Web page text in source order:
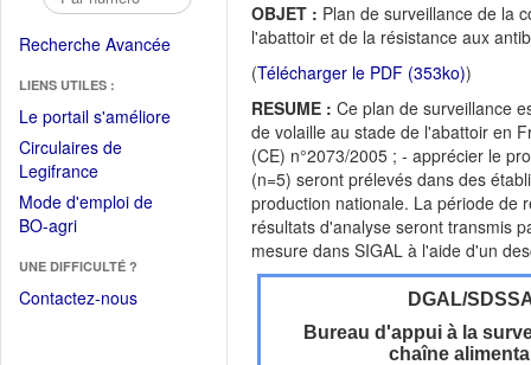
Recherche Avancée
LIENS UTILES :
Le portail s'améliore(Fichier
Circulaires de
Legifrance(Ouvrir
dans
une
fenêtre)
Mode d'emploi de
BO-agri(Ouvrir
une
nouvelle
UNE DIFFICULTÉ ?
Contactez-nous
OBJET : Plan de surveillance de la
l'abattoir et de la résistance aux
(Télécharger le PDF (353ko))
RESUME : Ce plan de surveillance
de volaille au stade de l'abattoir en
(CE) n°2073/2005 ; - apprécier le
(n=5) seront prélevés dans des
production nationale. La période de
résultats d'analyse seront transmis
mesure dans SIGAL à l'aide d'un
DGAL/
Bureau d'appui à la
chaîne